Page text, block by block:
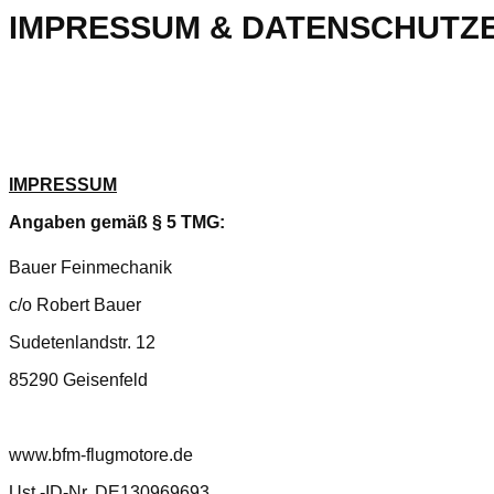
IMPRESSUM &
IMPRESSUM
Angaben gemäß § 5 TMG:
Bauer Feinmechanik
c/o Robert Bauer
Sudetenlandstr. 12
85290 Geisenfeld
www.bfm-flugmotore.de